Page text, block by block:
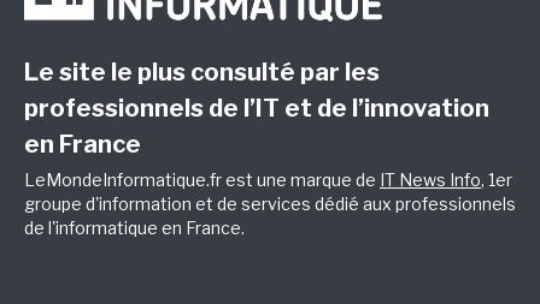
Le site le plus consulté par les
professionnels de l’IT et de l’innovation
en France
LeMondeInformatique.fr est une marque de IT News Info, 1er
groupe d'information et de services dédié aux professionnels
de l'informatique en France.